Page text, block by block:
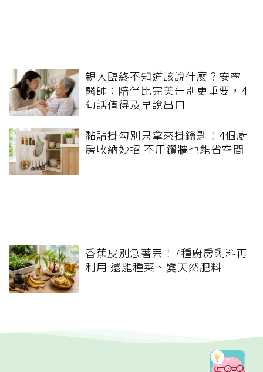
親人臨終不知道該說什麼？安寧
醫師：陪伴比完美告別更重要，4
句話值得及早說出口
黏貼掛勾別只拿來掛鑰匙！4個廚
房收納妙招 不用鑽牆也能省空間
香蕉皮別急著丟！7種廚房剩料再
利用 還能種菜、變天然肥料